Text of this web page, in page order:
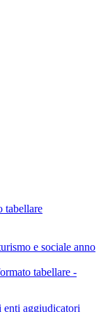
tabellare
e sociale anno
tabellare -
aggiudicatori